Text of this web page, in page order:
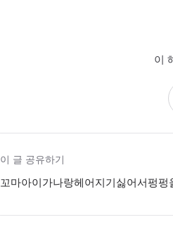
이
이 글 공유하기
꼬마아이가나랑헤어지기싫어서펑